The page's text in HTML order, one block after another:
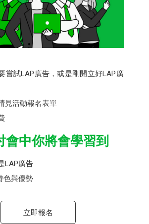
嘗試LAP廣告，或是剛開立好LAP廣
見活動報名表單
會中你將會學習到
LAP廣告
色與優勢
立即報名